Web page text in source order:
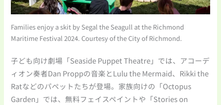
Families enjoy a skit by Segal the Seagull at the Richmond
Maritime Festival 2024. Courtesy of the City of Richmond.
子ども向け劇場「Seaside Puppet Theatre」では、アコーデ
ィオン奏者Dan Proppの音楽とLulu the Mermaid、Rikki the
Ratなどのパペットたちが登場。家族向けの「Octopus
Garden」では、無料フェイスペイントや「Stories on